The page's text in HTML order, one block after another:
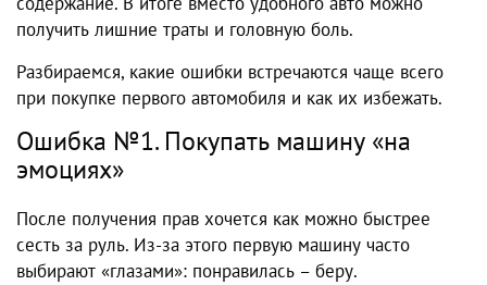
получить лишние траты и головную боль.
Разбираемся, какие ошибки встречаются чаще всего
при покупке первого автомобиля и как их избежать.
Ошибка №1. Покупать машину «на
эмоциях»
После получения прав хочется как можно быстрее
сесть за руль. Из-за этого первую машину часто
выбирают «глазами»: понравилась – беру.